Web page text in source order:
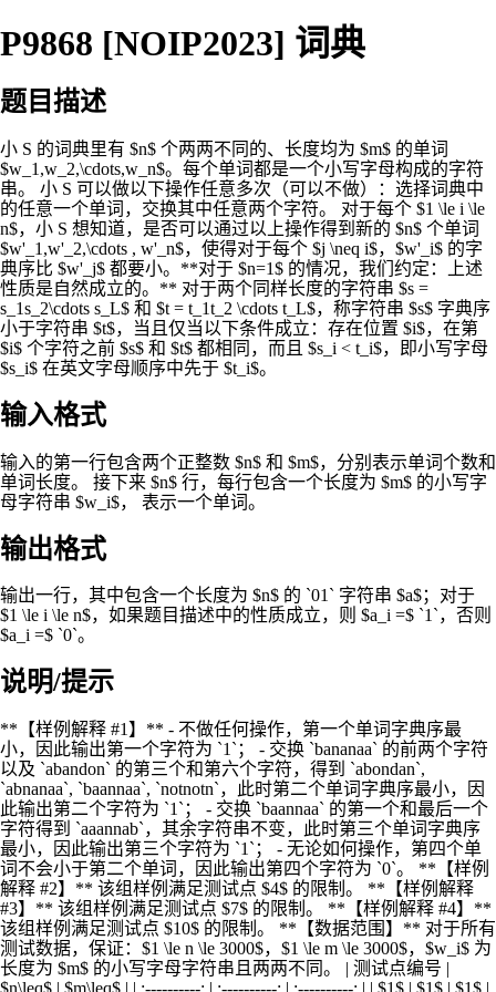
P9868 [NOIP2023] 词典
题目描述
小 S 的词典里有 $n$ 个两两不同的、长度均为 $m$ 的单词
$w_1,w_2,\cdots,w_n$。每个单词都是一个小写字母构成的字符
串。 小 S 可以做以下操作任意多次（可以不做）：选择词典中
的任意一个单词，交换其中任意两个字符。 对于每个 $1 \le i \le
n$，小 S 想知道，是否可以通过以上操作得到新的 $n$ 个单词
$w'_1,w'_2,\cdots , w'_n$，使得对于每个 $j \neq i$，$w'_i$ 的字
典序比 $w'_j$ 都要小。**对于 $n=1$ 的情况，我们约定：上述
性质是自然成立的。** 对于两个同样长度的字符串 $s =
s_1s_2\cdots s_L$ 和 $t = t_1t_2 \cdots t_L$，称字符串 $s$ 字典序
小于字符串 $t$，当且仅当以下条件成立：存在位置 $i$，在第
$i$ 个字符之前 $s$ 和 $t$ 都相同，而且 $s_i < t_i$，即小写字母
$s_i$ 在英文字母顺序中先于 $t_i$。
输入格式
输入的第一行包含两个正整数 $n$ 和 $m$，分别表示单词个数和
单词长度。 接下来 $n$ 行，每行包含一个长度为 $m$ 的小写字
母字符串 $w_i$， 表示一个单词。
输出格式
输出一行，其中包含一个长度为 $n$ 的 `01` 字符串 $a$；对于
$1 \le i \le n$，如果题目描述中的性质成立，则 $a_i =$ `1`，否则
$a_i =$ `0`。
说明/提示
**【样例解释 #1】** - 不做任何操作，第一个单词字典序最
小，因此输出第一个字符为 `1`； - 交换 `bananaa` 的前两个字符
以及 `abandon` 的第三个和第六个字符，得到 `abondan`,
`abnanaa`, `baannaa`, `notnotn`，此时第二个单词字典序最小，因
此输出第二个字符为 `1`； - 交换 `baannaa` 的第一个和最后一个
字符得到 `aaannab`，其余字符串不变，此时第三个单词字典序
最小，因此输出第三个字符为 `1`； - 无论如何操作，第四个单
词不会小于第二个单词，因此输出第四个字符为 `0`。 **【样例
解释 #2】** 该组样例满足测试点 $4$ 的限制。 **【样例解释
#3】** 该组样例满足测试点 $7$ 的限制。 **【样例解释 #4】**
该组样例满足测试点 $10$ 的限制。 **【数据范围】** 对于所有
测试数据，保证：$1 \le n \le 3000$，$1 \le m \le 3000$，$w_i$ 为
长度为 $m$ 的小写字母字符串且两两不同。 | 测试点编号 |